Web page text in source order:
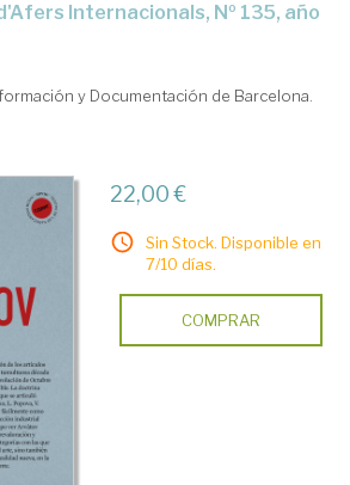
y Documentación de Barcelona.
22,00 €
Sin Stock. Disponible en
7/10 días.
COMPRAR